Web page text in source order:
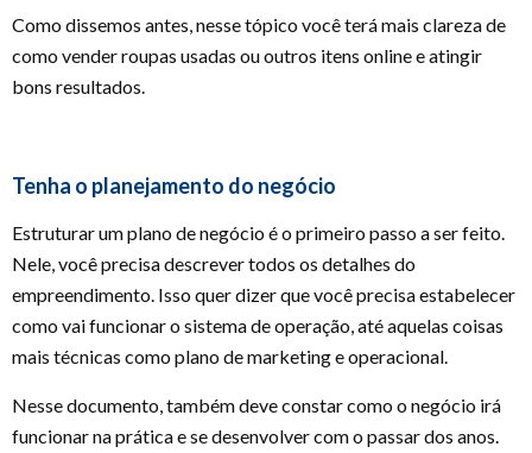
Como dissemos antes, nesse tópico você terá mais clareza de
como vender roupas usadas ou outros itens online e atingir
bons resultados.
Tenha o planejamento do negócio
Estruturar um plano de negócio é o primeiro passo a ser feito.
Nele, você precisa descrever todos os detalhes do
empreendimento. Isso quer dizer que você precisa estabelecer
como vai funcionar o sistema de operação, até aquelas coisas
mais técnicas como plano de marketing e operacional.
Nesse documento, também deve constar como o negócio irá
funcionar na prática e se desenvolver com o passar dos anos.